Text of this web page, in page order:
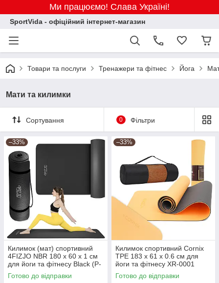
Ми працюємо! Слава Україні!
SportVida - офіційний інтернет-магазин
Товари та послуги Тренажери та фітнес Йога
Мати та килимки
Сортування 0 Фільтри
–33%
Килимок (мат) спортивний
4FIZJO NBR 180 x 60 x 1 см
для йоги та фітнесу Black (P-
5907222931462)
Готово до відправки
–33%
Килимок спортивний Cornix
TPE 183 x 61 x 0.6 см для
йоги та фітнесу XR-0001
Orange/Black
Готово до відправки